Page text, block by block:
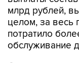
потратило
обслуживание
Согласно